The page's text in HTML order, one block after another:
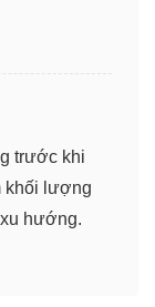
trước khi
khối lượng
hướng.